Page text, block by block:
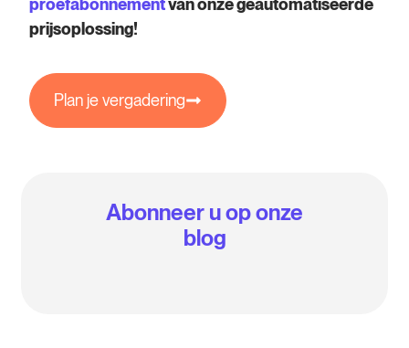
proefabonnementvan onze geautomatiseerde
prijsoplossing!
Plan je vergadering
Abonneer u op onze
blog